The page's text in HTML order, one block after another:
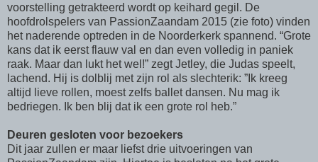
voorstelling getrakteerd wordt op keihard gegil. De
hoofdrolspelers van PassionZaandam 2015 (zie foto) vinden
het naderende optreden in de Noorderkerk spannend. “Grote
kans dat ik eerst flauw val en dan even volledig in paniek
raak. Maar dan lukt het wel!” zegt Jetley, die Judas speelt,
lachend. Hij is dolblij met zijn rol als slechterik: ”Ik kreeg
altijd lieve rollen, moest zelfs ballet dansen. Nu mag ik
bedriegen. Ik ben blij dat ik een grote rol heb.”
Deuren gesloten voor bezoekers
Dit jaar zullen er maar liefst drie uitvoeringen van